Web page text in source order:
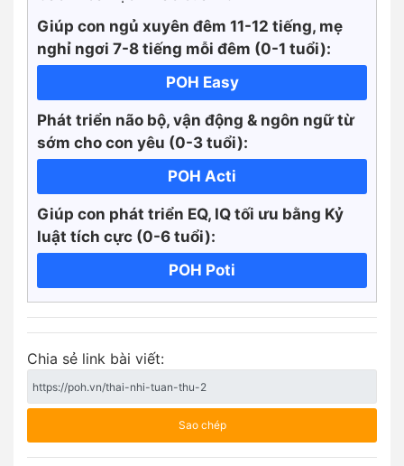
Giúp con ngủ xuyên đêm 11-12 tiếng, mẹ
nghỉ ngơi 7-8 tiếng mỗi đêm (0-1 tuổi):
POH Easy
Phát triển não bộ, vận động & ngôn ngữ từ
sớm cho con yêu (0-3 tuổi):
POH Acti
Giúp con phát triển EQ, IQ tối ưu bằng Kỷ
luật tích cực (0-6 tuổi):
POH Poti
Chia sẻ link bài viết:
Sao chép